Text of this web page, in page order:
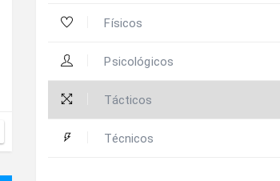
Físicos
Psicológicos
Tácticos
Técnicos